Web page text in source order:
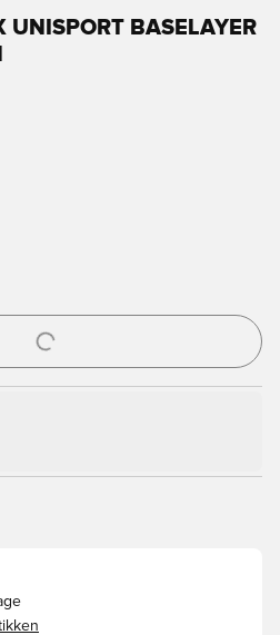
UNISPORT BASELAYER
ind eller tilmelde dig som medlem